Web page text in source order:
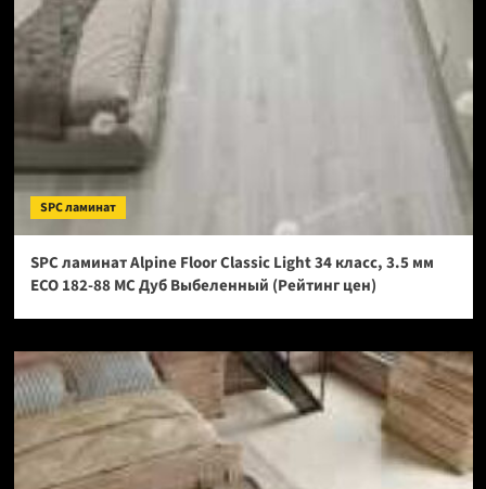
SPC ламинат
SPC ламинат Alpine Floor Classic Light 34 класс, 3.5 мм
ECO 182-88 МС Дуб Выбеленный (Рейтинг цен)